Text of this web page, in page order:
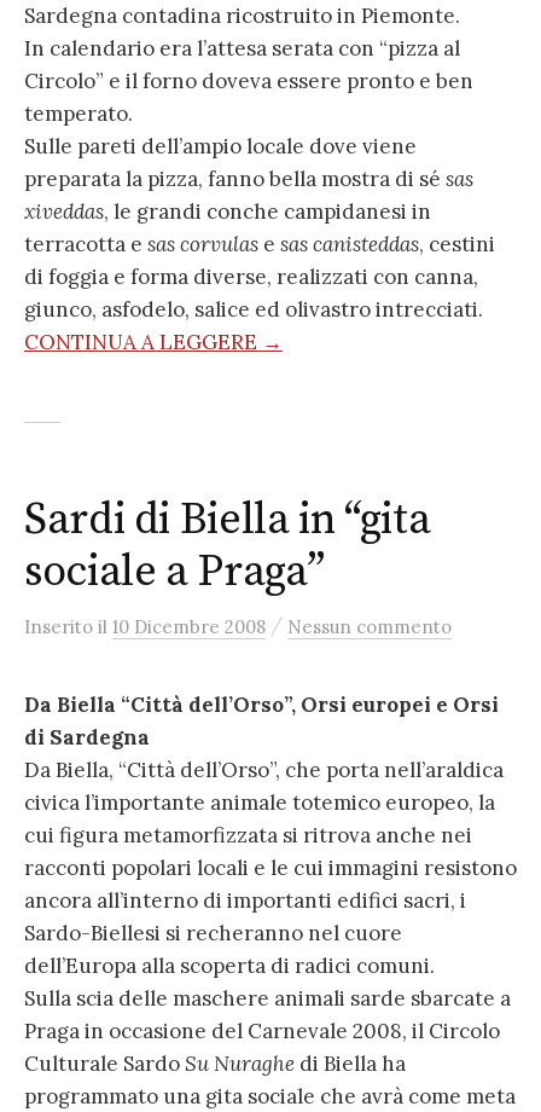
Sardegna contadina ricostruito in Piemonte.
In calendario era l’attesa serata con “pizza al
Circolo” e il forno doveva essere pronto e ben
temperato.
Sulle pareti dell’ampio locale dove viene
preparata la pizza, fanno bella mostra di sé sas
xiveddas, le grandi conche campidanesi in
terracotta e sas corvulas e sas canisteddas, cestini
di foggia e forma diverse, realizzati con canna,
giunco, asfodelo, salice ed olivastro intrecciati.
CONTINUA A LEGGERE →
Sardi di Biella in “gita
sociale a Praga”
Inserito il 10 Dicembre 2008 / Nessun commento
Da Biella “Città dell’Orso”, Orsi europei e Orsi
di Sardegna
Da Biella, “Città dell’Orso”, che porta nell’araldica
civica l’importante animale totemico europeo, la
cui figura metamorfizzata si ritrova anche nei
racconti popolari locali e le cui immagini resistono
ancora all’interno di importanti edifici sacri, i
Sardo-Biellesi si recheranno nel cuore
dell’Europa alla scoperta di radici comuni.
Sulla scia delle maschere animali sarde sbarcate a
Praga in occasione del Carnevale 2008, il Circolo
Culturale SardoSu Nuraghe di Biella ha
programmato una gita sociale che avrà come meta